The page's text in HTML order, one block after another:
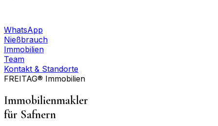
WhatsApp
Nießbrauch
Immobilien
Team
Kontakt & Standorte
FREITAG® Immobilien
Immobilienmakler
für Safnern